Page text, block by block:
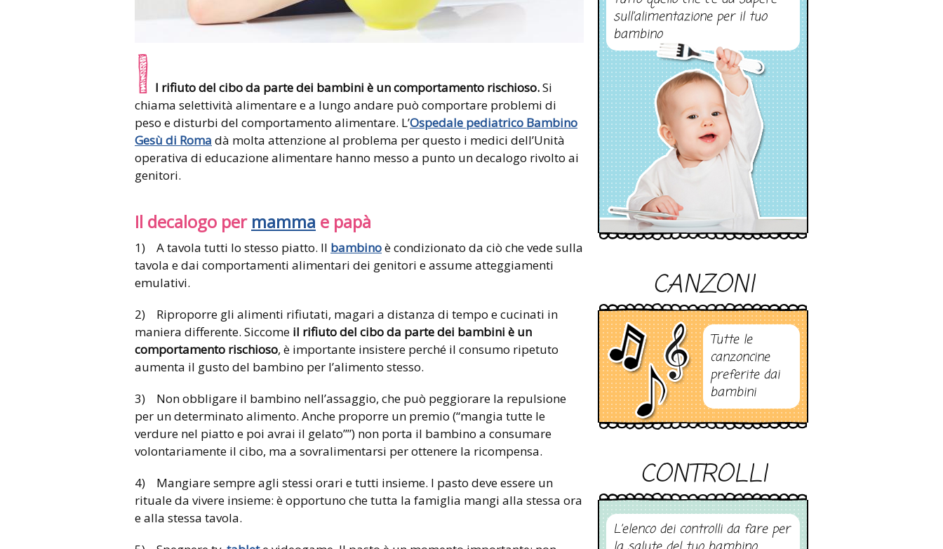
I l rifiuto del cibo da parte dei bambini è un comportamento rischioso.Si
chiama selettività alimentare e a lungo andare può comportare problemi di
peso e disturbi del comportamento alimentare. L’Ospedale pediatrico Bambino
Gesù di Roma dà molta attenzione al problema per questo i medici dell’Unità
operativa di educazione alimentare hanno messo a punto un decalogo rivolto ai
genitori.
Il decalogo per mamma e papà
1) A tavola tutti lo stesso piatto. Il bambinoè condizionato da ciò che vede sulla
tavola e dai comportamenti alimentari dei genitori e assume atteggiamenti
emulativi.
2) Riproporre gli alimenti rifiutati, magari a distanza di tempo e cucinati in
maniera differente. Siccome il rifiuto del cibo da parte dei bambini è un
comportamento rischioso, è importante insistere perché il consumo ripetuto
aumenta il gusto del bambino per l’alimento stesso.
3) Non obbligare il bambino nell’assaggio, che può peggiorare la repulsione
per un determinato alimento. Anche proporre un premio (“mangia tutte le
verdure nel piatto e poi avrai il gelato””) non porta il bambino a consumare
volontariamente il cibo, ma a sovralimentarsi per ottenere la ricompensa.
4) Mangiare sempre agli stessi orari e tutti insieme. l pasto deve essere un
rituale da vivere insieme: è opportuno che tutta la famiglia mangi alla stessa ora
e alla stessa tavola.
sull’alimentazione per il tuo
bambino
CANZONI
Tutte le
canzoncine
preferite dai
bambini
CONTROLLI
L’elenco dei controlli da fare per